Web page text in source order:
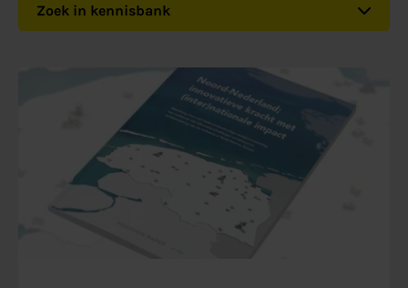
Zoek in kennisbank